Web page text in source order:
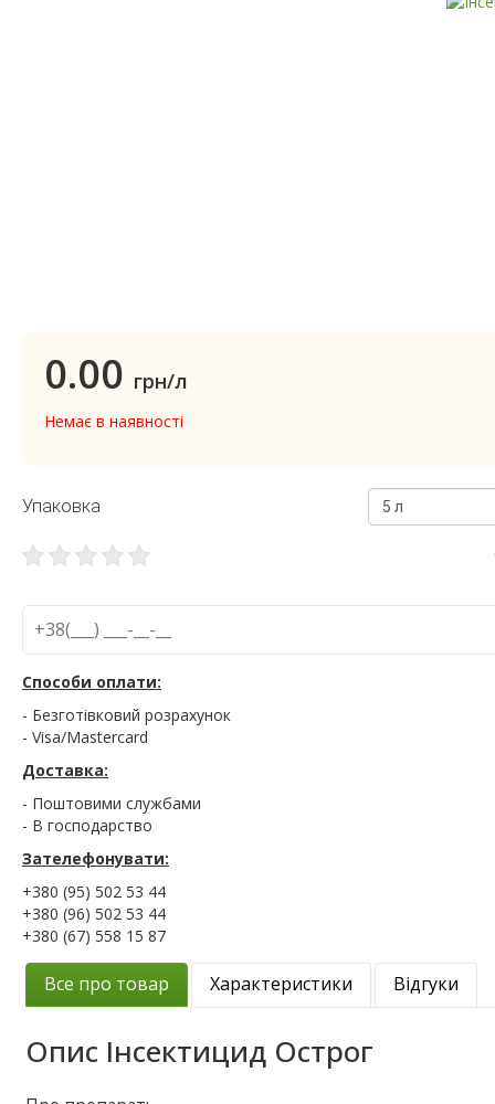
0.00 грн/л
Немає в наявності
Упаковка 5 л
Способи оплати:
- Безготівковий розрахунок
- Visa/Mastercard
Доставка:
- Поштовими службами
- В господарство
Зателефонувати:
+380 (95) 502 53 44
+380 (96) 502 53 44
+380 (67) 558 15 87
Все про товар Характеристики Відгуки
Опис Інсектицид Острог